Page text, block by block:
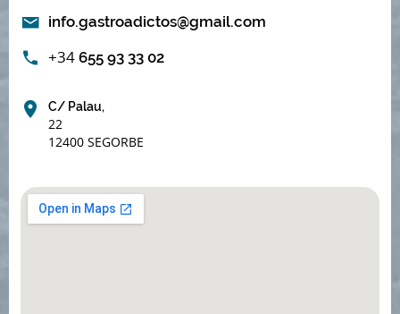
info.gastroadictos@gmail.com
+34 655 93 33 02
C/ Palau,
22
12400 SEGORBE